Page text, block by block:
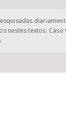
nestes textos.